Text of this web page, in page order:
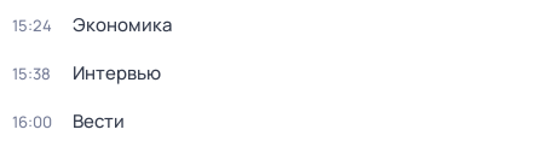
15:24 Экономика
15:38 Интервью
16:00 Вести